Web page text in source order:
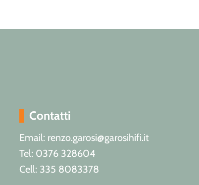
Contatti
Email: renzo.garosi@garosihifi.it
Tel: 0376 328604
Cell: 335 8083378